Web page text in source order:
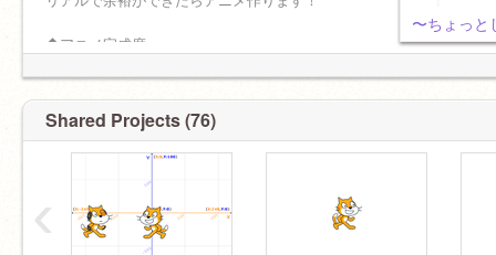
◆アニメ完成度
め、打ち切りになる可能性があります。
◆目標！（達成数…1/4）
・まずフォロワー700人✔︎
・フォロワー1K
・傾向1ページ
〜ちょっと
Shared Projects (76)
‹